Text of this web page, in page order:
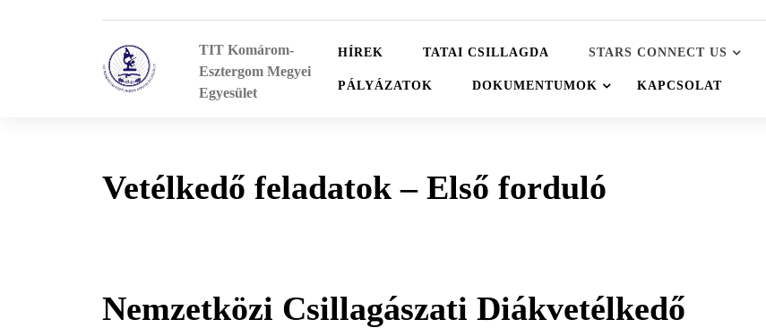
TIT Komárom-
Esztergom Megyei
Egyesület
HÍREK TATAI CSILLAGDA STARS CONNECT US
PÁLYÁZATOK DOKUMENTUMOK KAPCSOLAT
Vetélkedő feladatok – Első forduló
Nemzetközi Csillagászati Diákvetélkedő